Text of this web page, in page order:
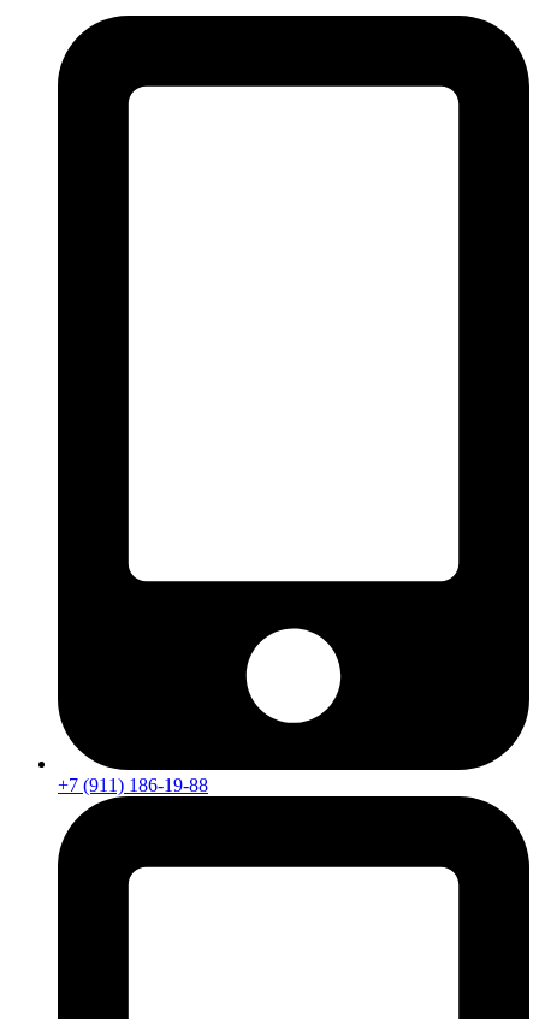
+7 (911) 186-19-88